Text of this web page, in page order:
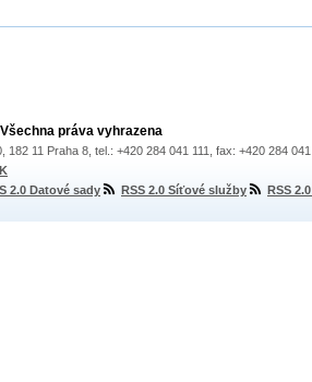
práva vyhrazena
182 11 Praha 8, tel.: +420 284 041 111, fax: +420 284
2.0 Datové sady RSS 2.0 Síťové služby RSS